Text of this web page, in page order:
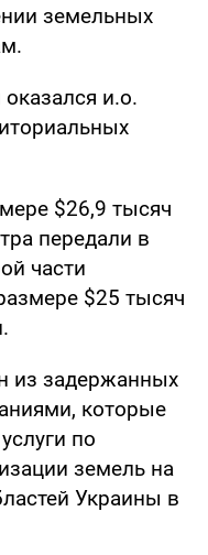
земельных
и.о.
$26,9 тысяч
передали в
части
$25 тысяч
из задержанных
которые
по
земель на
Украины в